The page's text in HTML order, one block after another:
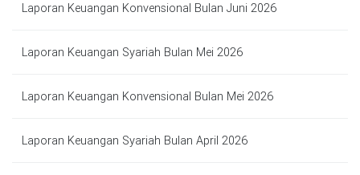
Laporan Keuangan Konvensional Bulan Juni 2026
Laporan Keuangan Syariah Bulan Mei 2026
Laporan Keuangan Konvensional Bulan Mei 2026
Laporan Keuangan Syariah Bulan April 2026